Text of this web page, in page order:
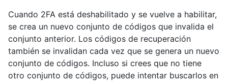
Cuando 2FA está deshabilitado y se vuelve a habilitar,
se crea un nuevo conjunto de códigos que invalida el
conjunto anterior. Los códigos de recuperación
también se invalidan cada vez que se genera un nuevo
conjunto de códigos. Incluso si crees que no tiene
otro conjunto de códigos, puede intentar buscarlos en